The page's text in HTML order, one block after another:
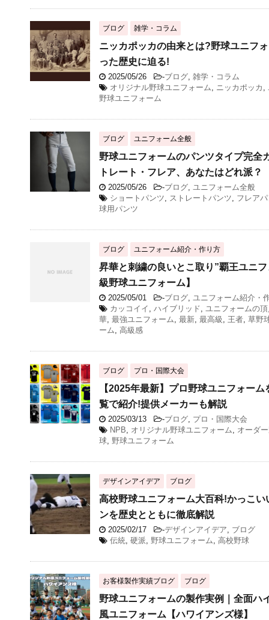
ブログ 雑学・コラム
ニッカポッカの由来とは?野球ユニフ
った歴史に迫る!
2025/05/26 -ブログ, 雑学・コラム
オリジナル野球ユニフォーム, ニッカポッカ ,
野球ユニフォーム
ブログ ユニフォーム全般
野球ユニフォームのパンツタイプ完全
トレート・フレア、あなたはどれ派？
2025/05/26 -ブログ, ユニフォーム全般
ショートパンツ, ストレートパンツ, フレア
球用パンツ
ブログ ユニフォーム紹介・作り方
昇華と刺繍の良いとこ取り”覇王ユニ
級野球ユニフォーム】
2025/05/01 -ブログ, ユニフォーム紹介・
カッコイイ , ハイブリッド, ユニフォームの
華, 最強ユニフォーム, 最新, 最高級 , 王者, 草野
ーム, 高級感
ブログ プロ・国際大会
【2025年最新】プロ野球ユニフォー
覧で紹介!提供メーカーも解説
2025/03/13 -ブログ, プロ・国際大会
NPB, オリジナル野球ユニフォーム, オーダ
球, 野球ユニフォーム
デザインアイデア ブログ
高校野球ユニフォーム大百科!かっこ
ンを歴史とともに徹底解説
2025/02/17 -デザインアイデア, ブログ
伝統, 硬派, 野球ユニフォーム, 高校野球
お客様製作実績ブログ ブログ
野球ユニフォームの製作実例｜全面ハ
風ユニフォーム【ハワイアンズ様】